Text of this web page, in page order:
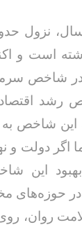
است و
د‌‌ر شاخص
این شاخص به
اگر د‌‌ولت و
این
د‌‌ر حوزه‌های
روان،